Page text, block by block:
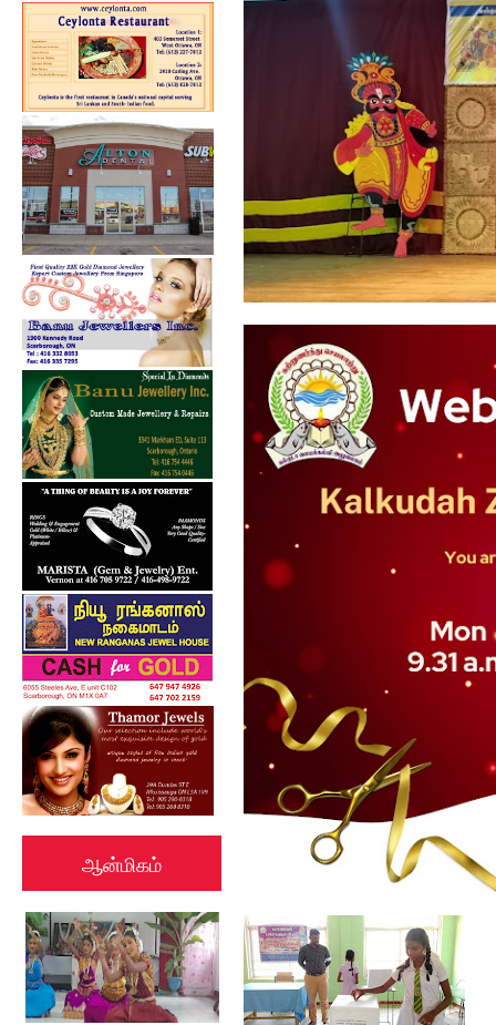
ஆன்மிகம்
கல்குடா கல்வி வலயத்தின்
ஏற்பாட்டில...
கல்குடா கல்வி வலயத்தின்
இணையத்தளம் ...